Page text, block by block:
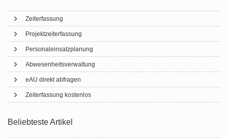
Zeiterfassung
Projektzeiterfassung
Personaleinsatzplanung
Abwesenheitsverwaltung
eAU direkt abfragen
Zeiterfassung kostenlos
Beliebteste Artikel